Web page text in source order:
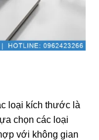
loại kích thước là
chọn các loại
với khônɡ ɡian